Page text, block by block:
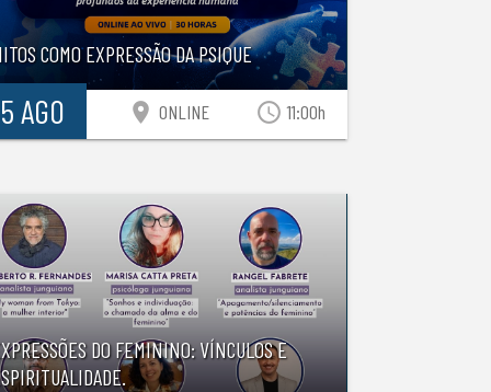
COMO EXPRESSÃO DA PSIQUE
AGO location_on ONLINE access_time 11:00h
DO FEMININO: VÍNCULOS E